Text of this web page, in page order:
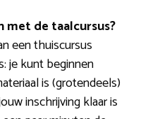
met de taalcursus?
een thuiscursus
je kunt beginnen
is (grotendeels)
inschrijving klaar is